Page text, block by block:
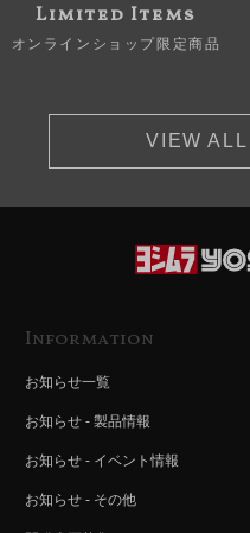
Limited Items
オンラインショップ限定商品
VIEW
Information
お知らせ一覧
お知らせ - 製品情報
お知らせ - イベント情報
お知らせ - その他